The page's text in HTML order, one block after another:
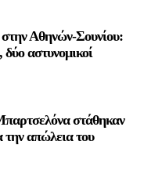
Αθηνών-Σουνίου:
αστυνομικοί
στάθηκαν
την απώλεια του